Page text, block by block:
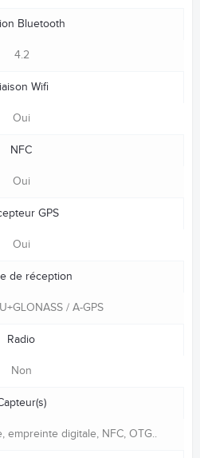
Bluetooth
4.2
Wifi
Oui
NFC
Oui
GPS
Oui
de réception
/ A-GPS
Radio
Non
empreinte digitale, NFC, OTG..